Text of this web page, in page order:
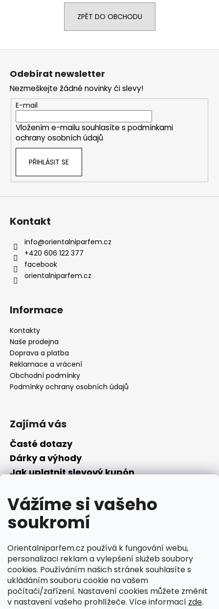
Vážíme si vašeho
soukromí
Orientalniparfem.cz používá k fungování webu,
personalizaci reklam a vylepšení služeb soubory
cookies. Používáním našich stránek souhlasíte s
ukládáním souboru cookie na vašem
počítači/zařízení. Nastavení cookies můžete změnit
v nastavení vašeho prohlížeče. Více informací zde.
ZPĚT DO OBCHODU
D
p
o
u
j
m
e
Z
Odebírat newsletter
Nezmeškejte žádné novinky či slevy!
E-mail
Vložením e-mailu souhlasíte s podmínkami
ochrany osobních údajů
PŘIHLÁSIT SE
Kontakt
info@orientalniparfem.cz
+420 606 122 377
facebook
orientalniparfem.cz
Informace
Kontakty
Naše prodejna
Doprava a platba
Reklamace a vrácení
Obchodní podmínky
Podmínky ochrany osobních údajů
Zajímá vás
Časté dotazy
Dárky a výhody
Jak uplatnit slevový kupón
Převodník parfémů
Parfémový slovníček
Facebook
Ciperka.cz